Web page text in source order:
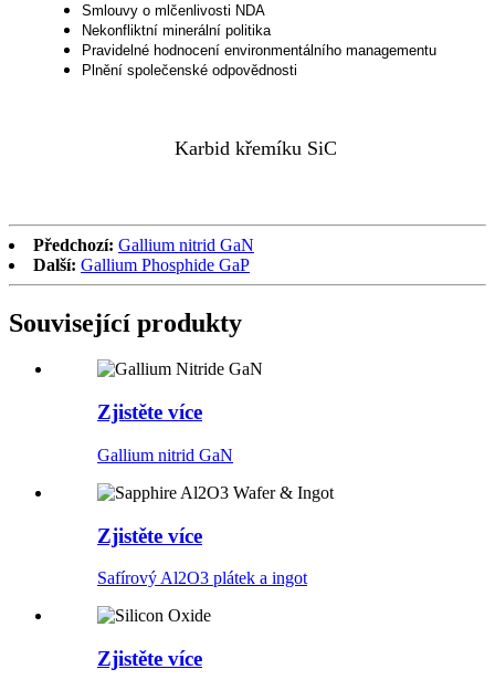
Smlouvy o mlčenlivosti NDA
Nekonfliktní minerální politika
Pravidelné hodnocení environmentálního managementu
Plnění společenské odpovědnosti
Karbid křemíku SiC
Předchozí: Gallium nitrid GaN
Další: Gallium Phosphide GaP
Související produkty
Zjistěte více
Gallium nitrid GaN
Zjistěte více
Safírový Al2O3 plátek a ingot
Zjistěte více